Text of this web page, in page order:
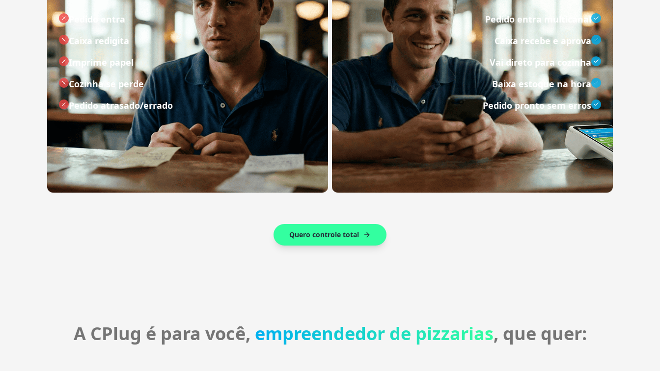
Pedido entra
Caixa redigita
Imprime papel
Cozinha se perde
Pedido atrasado/errado
Pedido entra multicanal
Caixa recebe e aprova
Vai direto para cozinha
Baixa estoque na hora
Pedido pronto sem erros
Quero controle total
A CPlug é para você, empreendedor de pizzarias, que quer: